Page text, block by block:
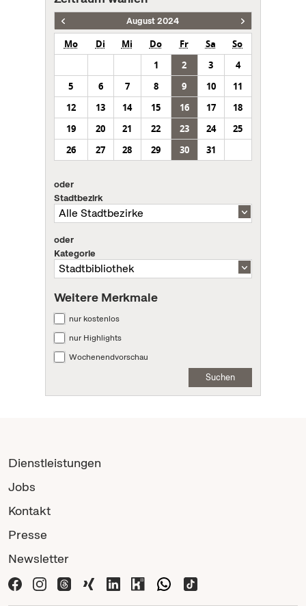
August 2024
Mo Di Mi Do Fr Sa
So
1
2 3
4
5
6 7 8 9 10
11
12
13 14 15 16 17
18
19
20 21 22 23 24
25
26
27 28 29 30 31
oder
Stadtbezirk
oder
Kategorie
Weitere Merkmale
nur kostenlos
nur Highlights
Wochenendvorschau
Suchen
Dienstleistungen
Jobs
Kontakt
Presse
Newsletter